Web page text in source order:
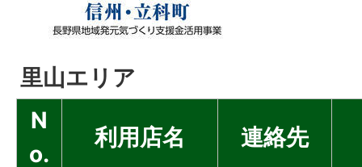
里山エリア
N
o.
利用店名 連絡先